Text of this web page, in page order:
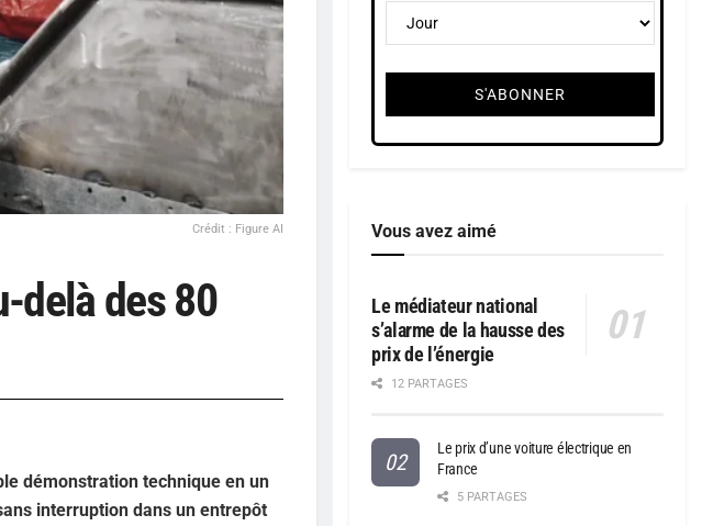
Crédit : Figure AI
delà des 80
démonstration technique en un
interruption dans un entrepôt
Vous avez aimé
Le médiateur national
s’alarme de la hausse des
prix de l’énergie
12 PARTAGES
Le prix d’une voiture électrique en
France
5 PARTAGES